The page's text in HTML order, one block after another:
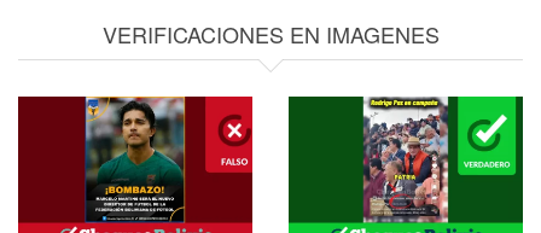
VERIFICACIONES EN IMAGENES